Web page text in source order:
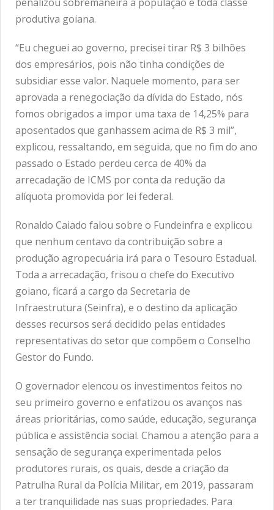
produtiva goiana.
“Eu cheguei ao governo, precisei tirar R$ 3 bilhões
dos empresários, pois não tinha condições de
subsidiar esse valor. Naquele momento, para ser
aprovada a renegociação da dívida do Estado, nós
fomos obrigados a impor uma taxa de 14,25% para
aposentados que ganhassem acima de R$ 3 mil”,
explicou, ressaltando, em seguida, que no fim do ano
passado o Estado perdeu cerca de 40% da
arrecadação de ICMS por conta da redução da
alíquota promovida por lei federal.
Ronaldo Caiado falou sobre o Fundeinfra e explicou
que nenhum centavo da contribuição sobre a
produção agropecuária irá para o Tesouro Estadual.
Toda a arrecadação, frisou o chefe do Executivo
goiano, ficará a cargo da Secretaria de
Infraestrutura (Seinfra), e o destino da aplicação
desses recursos será decidido pelas entidades
representativas do setor que compõem o Conselho
Gestor do Fundo.
O governador elencou os investimentos feitos no
seu primeiro governo e enfatizou os avanços nas
áreas prioritárias, como saúde, educação, segurança
pública e assistência social. Chamou a atenção para a
sensação de segurança experimentada pelos
produtores rurais, os quais, desde a criação da
Patrulha Rural da Polícia Militar, em 2019, passaram
a ter tranquilidade nas suas propriedades. Para